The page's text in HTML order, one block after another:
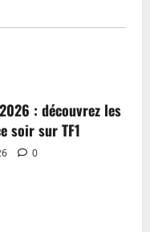
: découvrez les
soir sur TF1
0